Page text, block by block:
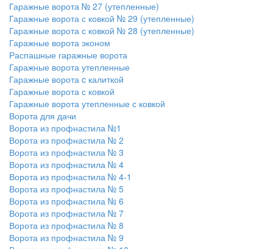
Гаражные ворота № 27 (утепленные)
Гаражные ворота с ковкой № 29 (утепленные)
Гаражные ворота с ковкой № 28 (утепленные)
Гаражные ворота эконом
Распашные гаражные ворота
Гаражные ворота утепленные
Гаражные ворота c калиткой
Гаражные ворота с ковкой
Гаражные ворота утепленные с ковкой
Ворота для дачи
Ворота из профнастила №1
Ворота из профнастила № 2
Ворота из профнастила № 3
Ворота из профнастила № 4
Ворота из профнастила № 4-1
Ворота из профнастила № 5
Ворота из профнастила № 6
Ворота из профнастила № 7
Ворота из профнастила № 8
Ворота из профнастила № 9